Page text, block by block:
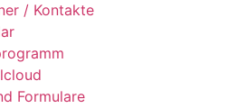
/ Kontakte
Formulare